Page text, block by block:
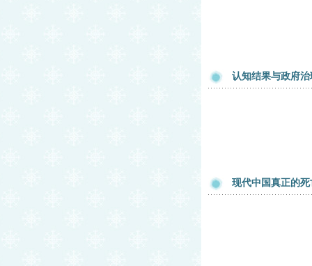
认知结果与政府
现代中国真正的